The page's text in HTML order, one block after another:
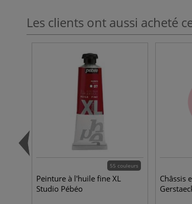
Les clients ont aussi acheté
55 couleurs
Peinture à l'huile fine XL
Studio Pébéo
Châssis